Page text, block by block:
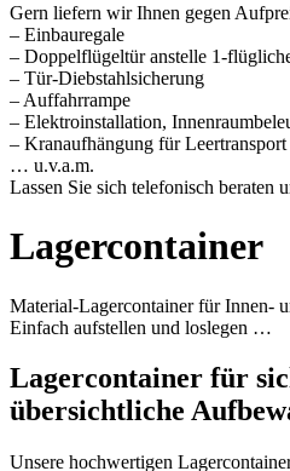
Gern liefern wir Ihnen gegen
– Einbauregale
– Doppelflügeltür anstelle 1-
– Tür-Diebstahlsicherung
– Auffahrrampe
– Elektroinstallation,
– Kranaufhängung für Leertransport
… u.v.a.m.
Lassen Sie sich telefonisch beraten
Lagercontainer
Material-Lagercontainer für Innen-
Einfach aufstellen und loslegen …
Lagercontainer für
übersichtliche
Unsere hochwertigen